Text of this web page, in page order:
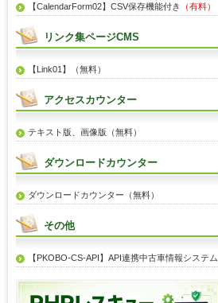
【CalendarForm02】CSV保存機能付き
（有料）
リンク集ページCMS
【Link01】（無料）
アクセスカウンター
テキスト版、画像版（無料）
ダウンロードカウンター
ダウンロードカウンター（無料）
その他
【PKOBO-CS-API】API連携中古車情報システム